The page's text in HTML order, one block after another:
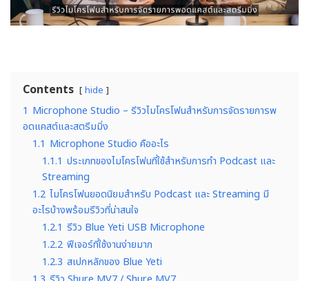
Contents hide
1 Microphone Studio – รีวิวไมโครโฟนสำหรับการจัดรายการพ
อดแคสต์และสตรีมมิ่ง
1.1 Microphone Studio คืออะไร
1.1.1 ประเภทของไมโครโฟนที่ใช้สำหรับการทำ Podcast และ
Streaming
1.2 ไมโครโฟนยอดนิยมสำหรับ Podcast และ Streaming มี
อะไรบ้างพร้อมรีวิวที่น่าสนใจ
1.2.1 รีวิว Blue Yeti USB Microphone
1.2.2 ฟีเจอร์ที่ใช้งานง่ายมาก
1.2.3 สเปกหลักของ Blue Yeti